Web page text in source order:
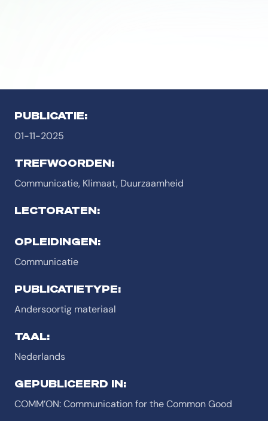
PUBLICATIE:
01-11-2025
TREFWOORDEN:
Communicatie, Klimaat, Duurzaamheid
LECTORATEN:
OPLEIDINGEN:
Communicatie
PUBLICATIETYPE:
Andersoortig materiaal
TAAL:
Nederlands
GEPUBLICEERD IN:
COMM’ON: Communication for the Common Good